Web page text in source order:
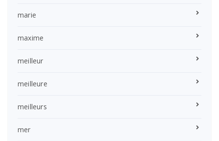
marie
maxime
meilleur
meilleure
meilleurs
mer